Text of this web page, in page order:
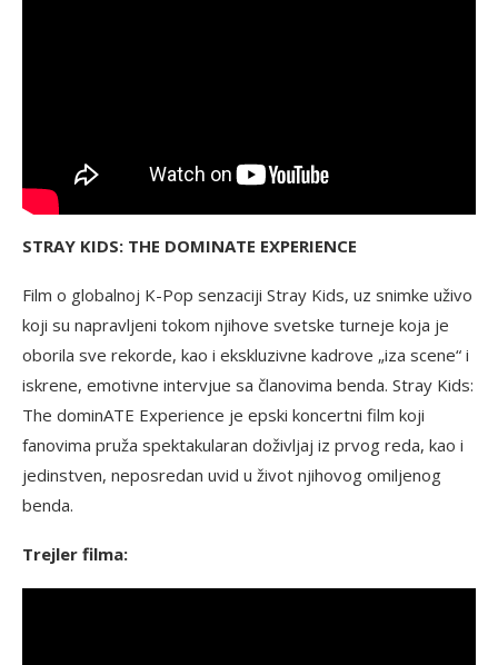
STRAY KIDS: THE DOMINATE EXPERIENCE
Film o globalnoj K-Pop senzaciji Stray Kids, uz snimke uživo
koji su napravljeni tokom njihove svetske turneje koja je
oborila sve rekorde, kao i ekskluzivne kadrove „iza scene“ i
iskrene, emotivne intervjue sa članovima benda. Stray Kids:
The dominATE Experience je epski koncertni film koji
fanovima pruža spektakularan doživljaj iz prvog reda, kao i
jedinstven, neposredan uvid u život njihovog omiljenog
benda.
Trejler filma: